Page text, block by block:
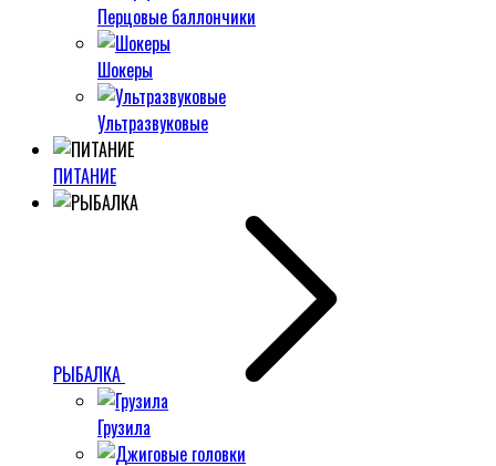
Перцовые баллончики
Шокеры
Ультразвуковые
ПИТАНИЕ
РЫБАЛКА
Грузила